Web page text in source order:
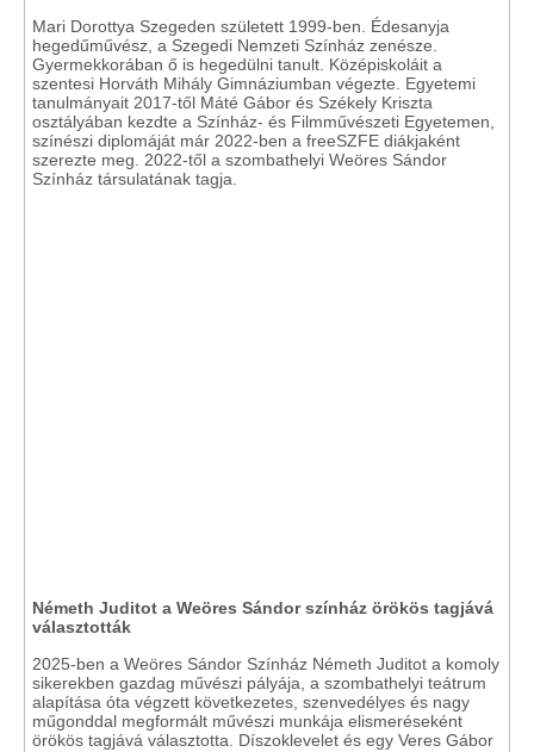
Mari Dorottya Szegeden született 1999-ben. Édesanyja
hegedűművész, a Szegedi Nemzeti Színház zenésze.
Gyermekkorában ő is hegedülni tanult. Középiskoláit a
szentesi Horváth Mihály Gimnáziumban végezte. Egyetemi
tanulmányait 2017-től Máté Gábor és Székely Kriszta
osztályában kezdte a Színház- és Filmművészeti Egyetemen,
színészi diplomáját már 2022-ben a freeSZFE diákjaként
szerezte meg. 2022-től a szombathelyi Weöres Sándor
Színház társulatának tagja.
Németh Juditot a Weöres Sándor színház örökös tagjává
választották
2025-ben a Weöres Sándor Színház Németh Juditot a komoly
sikerekben gazdag művészi pályája, a szombathelyi teátrum
alapítása óta végzett következetes, szenvedélyes és nagy
műgonddal megformált művészi munkája elismeréseként
örökös tagjává választotta. Díszoklevelet és egy Veres Gábor